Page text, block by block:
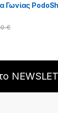
Γωνίας
€